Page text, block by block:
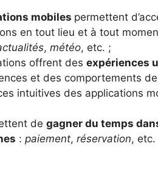
mobiles permettent
en tout lieu et à tout
, météo, etc. ;
offrent des expériences
et des comportements
intuitives des applications
de gagner du temps
: paiement, réservation, etc.